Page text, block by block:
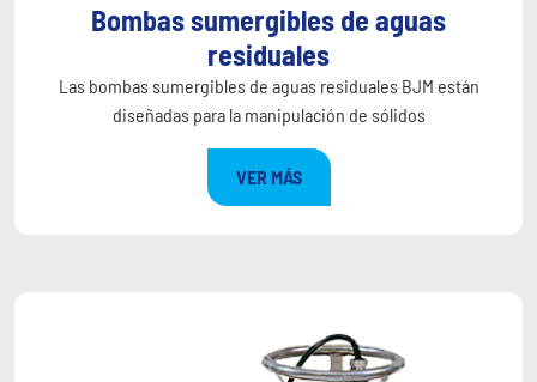
Bombas sumergibles de aguas
residuales
Las bombas sumergibles de aguas residuales BJM están
diseñadas para la manipulación de sólidos
VER MÁS